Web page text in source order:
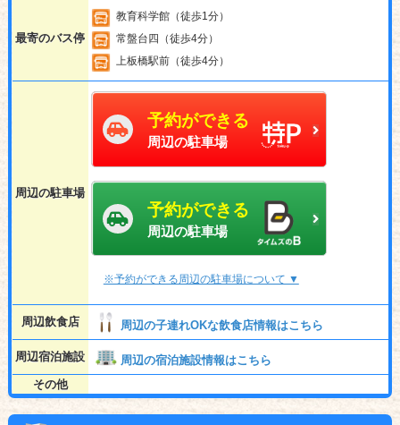
最寄のバス停
教育科学館（徒歩1分）
常盤台四（徒歩4分）
上板橋駅前（徒歩4分）
周辺の駐車場
予約ができる
周辺の駐車場
予約ができる
周辺の駐車場
※予約ができる周辺の駐車場について ▼
周辺飲食店 周辺の子連れOKな飲食店情報はこちら
周辺宿泊施設
周辺の宿泊施設情報はこちら
その他